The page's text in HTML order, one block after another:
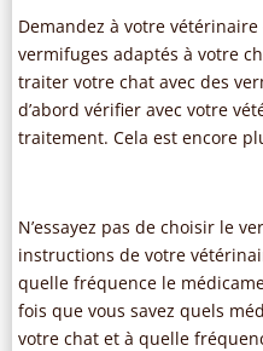
Demandez à votre
vermifuges adaptés à votre
traiter votre chat avec des
d’abord vérifier avec votre
traitement. Cela est encore
N’essayez pas de choisir le
instructions de votre
quelle fréquence le
fois que vous savez quels
votre chat et à quelle